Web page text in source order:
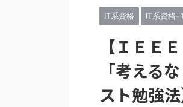
IT系資格 IT系資格-
【ＩＥＥ
「考える
スト勉強法